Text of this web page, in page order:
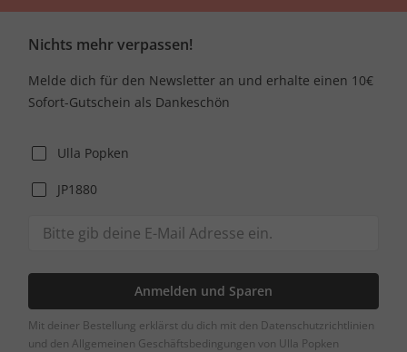
Nichts mehr verpassen!
Melde dich für den Newsletter an und erhalte einen 10€
Sofort-Gutschein als Dankeschön
Ulla Popken
JP1880
Anmelden und Sparen
Mit deiner Bestellung erklärst du dich mit den Datenschutzrichtlinien
und den Allgemeinen Geschäftsbedingungen von Ulla Popken